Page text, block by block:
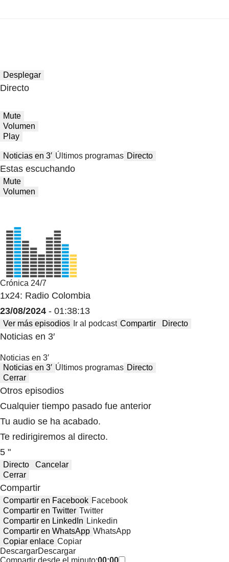
Desplegar
Directo
Mute
Volumen
Play
Noticias en 3′ Últimos programas Directo
Estas escuchando
Mute
Volumen
Crónica 24/7
1x24: Radio Colombia
23/08/2024 - 01:38:13
Ver más episodios Ir al podcast Compartir Directo
Noticias en 3′
Noticias en 3′
Noticias en 3′ Últimos programas Directo
Cerrar
Otros episodios
Cualquier tiempo pasado fue anterior
Tu audio se ha acabado.
Te redirigiremos al directo.
5 "
Directo
Cancelar
Cerrar
Compartir
Compartir en Facebook Facebook
Compartir en Twitter Twitter
Compartir en LinkedIn Linkedin
Compartir en WhatsApp WhatsApp
Copiar enlace Copiar
DescargarDescargar
Compartir desde el minuto:00:00